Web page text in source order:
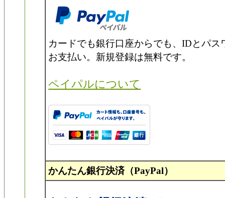
カードでも銀行口座からでも、IDとパ
お支払い。新規登録は無料です。
ペイパルについて
かんたん銀行決済（PayPal）